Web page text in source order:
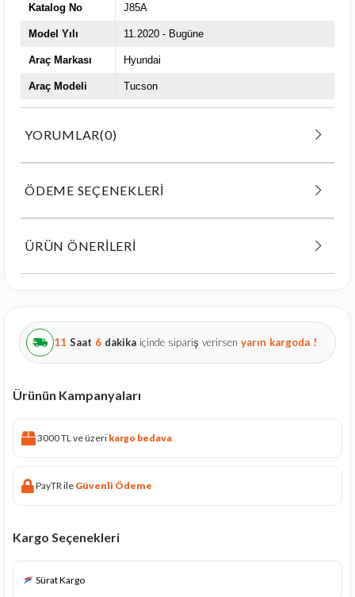
Katalog No J85A
Model Yılı 11.2020 - Bugüne
Araç Markası Hyundai
Araç Modeli Tucson
YORUMLAR(0)
ÖDEME SEÇENEKLERI
ÜRÜN ÖNERILERI
11 Saat 6 dakika içinde sipariş verirsen yarın kargoda !
Ürünün Kampanyaları
3000 TL ve üzeri kargo bedava
PayTR ile Güvenli Ödeme
Kargo Seçenekleri
Sürat Kargo